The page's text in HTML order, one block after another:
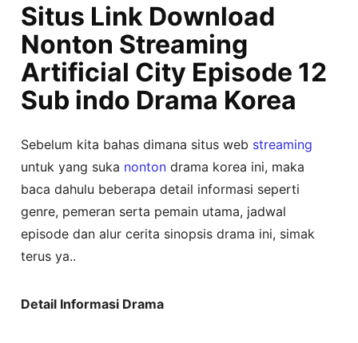
Situs Link Download
Nonton Streaming
Artificial City Episode 12
Sub indo Drama Korea
Sebelum kita bahas dimana situs web streaming
untuk yang suka nonton drama korea ini, maka
baca dahulu beberapa detail informasi seperti
genre, pemeran serta pemain utama, jadwal
episode dan alur cerita sinopsis drama ini, simak
terus ya..
Detail Informasi Drama